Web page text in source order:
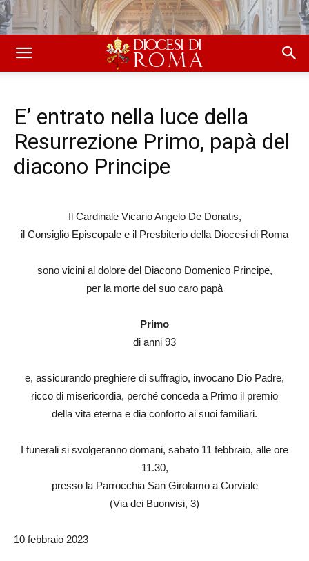
E’ entrato nella luce della
Resurrezione Primo, papà del
diacono Principe
Il Cardinale Vicario Angelo De Donatis,
il Consiglio Episcopale e il Presbiterio della Diocesi di Roma
sono vicini al dolore del Diacono Domenico Principe,
per la morte del suo caro papà
Primo
di anni 93
e, assicurando preghiere di suffragio, invocano Dio Padre,
ricco di misericordia, perché conceda a Primo il premio
della vita eterna e dia conforto ai suoi familiari.
I funerali si svolgeranno domani, sabato 11 febbraio, alle ore
11.30,
presso la Parrocchia San Girolamo a Corviale
(Via dei Buonvisi, 3)
10 febbraio 2023